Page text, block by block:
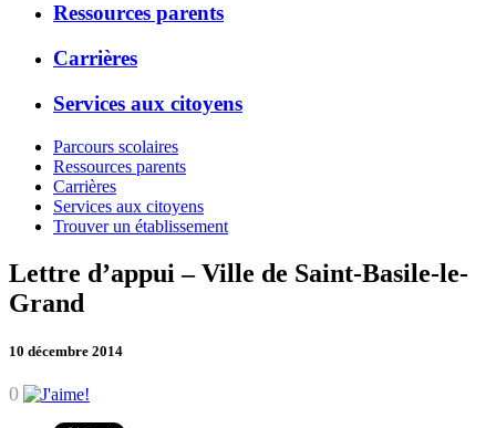
Ressources parents
Carrières
Services aux citoyens
Parcours scolaires
Ressources parents
Carrières
Services aux citoyens
Trouver un établissement
Lettre d’appui – Ville de Saint-Basile-le-
Grand
10 décembre 2014
0